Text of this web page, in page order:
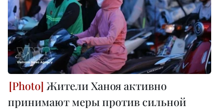
Жители Ханоя активно
принимают меры против сильной